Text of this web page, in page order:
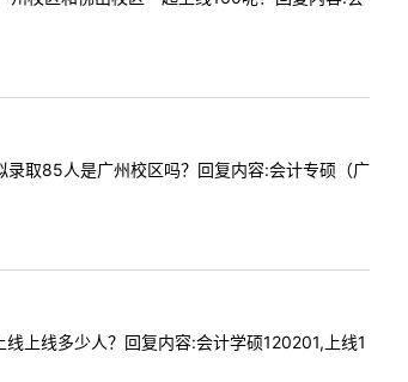
取85人是广州校区吗？回复内容:会计专硕（广
上线多少人？回复内容:会计学硕120201,上线1